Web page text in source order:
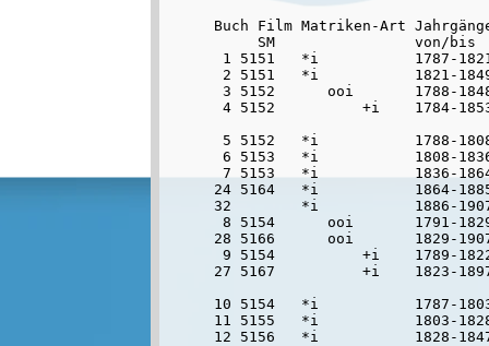
Buch Film Matriken-Art
     SM                von/bis
1 5151   *i           1787-
2 5151   *i           1821-
3 5152      ooi       1788-
4 5152          +i    1784-
5 5152   *i           1788-
6 5153   *i           1808-
7 5153   *i           1836-1864
24 5164   *i           1864-
32        *i
8 5154      ooi       1791-
28 5166      ooi
9 5154          +i    1789-
27 5167          +i    1823-
10 5154   *i           1787-1803
11 5155   *i           1803-1828
12 5156   *i           1828-1847